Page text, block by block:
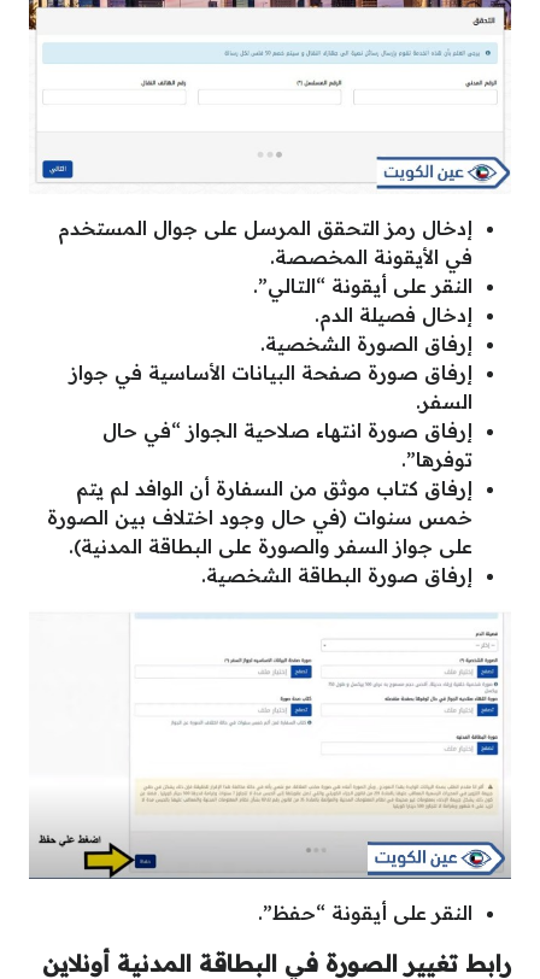
إدخال رمز التحقق المرسل على جوال المستخدم
في الأيقونة المخصصة.
النقر على أيقونة “التالي”.
إدخال فصيلة الدم.
إرفاق الصورة الشخصية.
إرفاق صورة صفحة البيانات الأساسية في جواز
السفر.
إرفاق صورة انتهاء صلاحية الجواز “في حال
توفرها”.
إرفاق كتاب موثق من السفارة أن الوافد لم يتم
خمس سنوات (في حال وجود اختلاف بين الصورة
على جواز السفر والصورة على البطاقة المدنية).
إرفاق صورة البطاقة الشخصية.
النقر على أيقونة “حفظ”.
رابط تغيير الصورة في البطاقة المدنية أونلاين